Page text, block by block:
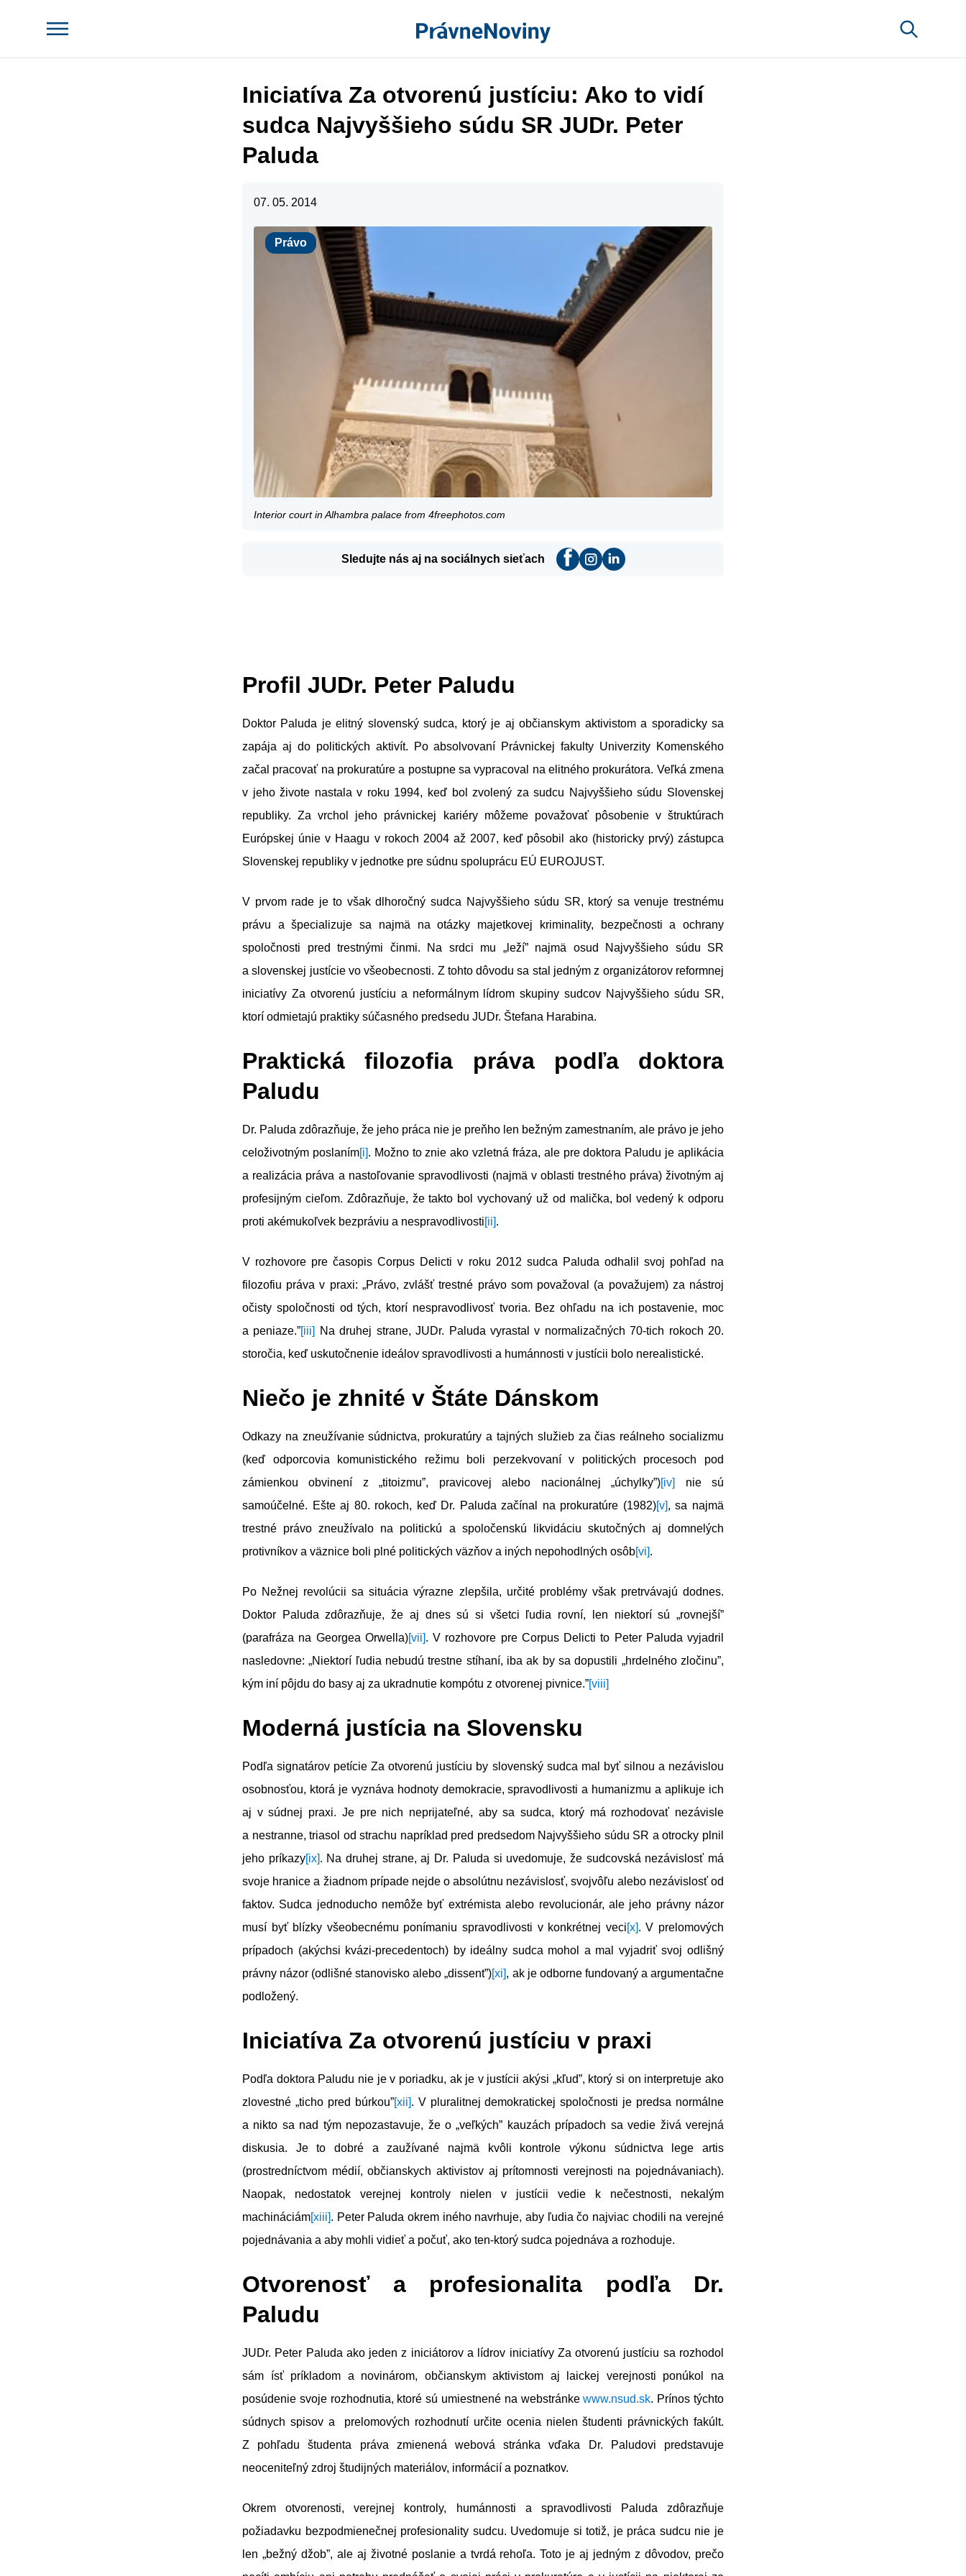
Iniciatíva Za otvorenú justíciu: Ako to vidí
sudca Najvyššieho súdu SR JUDr. Peter
Paluda
07. 05. 2014
Právo
Právo
Interior court in Alhambra palace from 4freephotos.com
Sledujte nás aj na sociálnych sieťach
Profil JUDr. Peter Paludu
Doktor Paluda je elitný slovenský sudca, ktorý je aj občianskym aktivistom a sporadicky sa
zapája aj do politických aktivít. Po absolvovaní Právnickej fakulty Univerzity Komenského
začal pracovať na prokuratúre a postupne sa vypracoval na elitného prokurátora. Veľká zmena
v jeho živote nastala v roku 1994, keď bol zvolený za sudcu Najvyššieho súdu Slovenskej
republiky. Za vrchol jeho právnickej kariéry môžeme považovať pôsobenie v štruktúrach
Európskej únie v Haagu v rokoch 2004 až 2007, keď pôsobil ako (historicky prvý) zástupca
Slovenskej republiky v jednotke pre súdnu spoluprácu EÚ EUROJUST.
V prvom rade je to však dlhoročný sudca Najvyššieho súdu SR, ktorý sa venuje trestnému
právu a špecializuje sa najmä na otázky majetkovej kriminality, bezpečnosti a ochrany
spoločnosti pred trestnými činmi. Na srdci mu „leží” najmä osud Najvyššieho súdu SR
a slovenskej justície vo všeobecnosti. Z tohto dôvodu sa stal jedným z organizátorov reformnej
iniciatívy Za otvorenú justíciu a neformálnym lídrom skupiny sudcov Najvyššieho súdu SR,
ktorí odmietajú praktiky súčasného predsedu JUDr. Štefana Harabina.
Praktická filozofia práva podľa doktora
Paludu
Dr. Paluda zdôrazňuje, že jeho práca nie je preňho len bežným zamestnaním, ale právo je jeho
celoživotným poslaním[i]. Možno to znie ako vzletná fráza, ale pre doktora Paludu je aplikácia
a realizácia práva a nastoľovanie spravodlivosti (najmä v oblasti trestného práva) životným aj
profesijným cieľom. Zdôrazňuje, že takto bol vychovaný už od malička, bol vedený k odporu
proti akémukoľvek bezpráviu a nespravodlivosti[ii].
V rozhovore pre časopis Corpus Delicti v roku 2012 sudca Paluda odhalil svoj pohľad na
filozofiu práva v praxi: „Právo, zvlášť trestné právo som považoval (a považujem) za nástroj
očisty spoločnosti od tých, ktorí nespravodlivosť tvoria. Bez ohľadu na ich postavenie, moc
a peniaze.”[iii]
Na druhej strane, JUDr. Paluda vyrastal v normalizačných 70-tich rokoch 20.
storočia, keď uskutočnenie ideálov spravodlivosti a humánnosti v justícii bolo nerealistické.
Niečo je zhnité v Štáte Dánskom
Odkazy na zneužívanie súdnictva, prokuratúry a tajných služieb za čias reálneho socializmu
(keď odporcovia komunistického režimu boli perzekvovaní v politických procesoch pod
zámienkou obvinení z „titoizmu”, pravicovej alebo nacionálnej „úchylky”)[iv]
nie sú
samoúčelné. Ešte aj 80. rokoch, keď Dr. Paluda začínal na prokuratúre (1982)[v], sa najmä
trestné právo zneužívalo na politickú a spoločenskú likvidáciu skutočných aj domnelých
protivníkov a väznice boli plné politických väzňov a iných nepohodlných osôb[vi].
Po Nežnej revolúcii sa situácia výrazne zlepšila, určité problémy však pretrvávajú dodnes.
Doktor Paluda zdôrazňuje, že aj dnes sú si všetci ľudia rovní, len niektorí sú „rovnejší”
(parafráza na Georgea Orwella)[vii]. V rozhovore pre Corpus Delicti to Peter Paluda vyjadril
nasledovne: „Niektorí ľudia nebudú trestne stíhaní, iba ak by sa dopustili „hrdelného zločinu”,
kým iní pôjdu do basy aj za ukradnutie kompótu z otvorenej pivnice.”[viii]
Moderná justícia na Slovensku
Podľa signatárov petície Za otvorenú justíciu by slovenský sudca mal byť silnou a nezávislou
osobnosťou, ktorá je vyznáva hodnoty demokracie, spravodlivosti a humanizmu a aplikuje ich
aj v súdnej praxi. Je pre nich neprijateľné, aby sa sudca, ktorý má rozhodovať nezávisle
a nestranne, triasol od strachu napríklad pred predsedom Najvyššieho súdu SR a otrocky plnil
jeho príkazy[ix]. Na druhej strane, aj Dr. Paluda si uvedomuje, že sudcovská nezávislosť má
svoje hranice a žiadnom prípade nejde o absolútnu nezávislosť, svojvôľu alebo nezávislosť od
faktov. Sudca jednoducho nemôže byť extrémista alebo revolucionár, ale jeho právny názor
musí byť blízky všeobecnému ponímaniu spravodlivosti v konkrétnej veci[x]. V prelomových
prípadoch (akýchsi kvázi-precedentoch) by ideálny sudca mohol a mal vyjadriť svoj odlišný
právny názor (odlišné stanovisko alebo „dissent”)[xi], ak je odborne fundovaný a argumentačne
podložený.
Iniciatíva Za otvorenú justíciu v praxi
Podľa doktora Paludu nie je v poriadku, ak je v justícii akýsi „kľud”, ktorý si on interpretuje ako
zlovestné „ticho pred búrkou”[xii]. V pluralitnej demokratickej spoločnosti je predsa normálne
a nikto sa nad tým nepozastavuje, že o „veľkých” kauzách prípadoch sa vedie živá verejná
diskusia. Je to dobré a zaužívané najmä kvôli kontrole výkonu súdnictva lege artis
(prostredníctvom médií, občianskych aktivistov aj prítomnosti verejnosti na pojednávaniach).
Naopak, nedostatok verejnej kontroly nielen v justícii vedie k nečestnosti, nekalým
machináciám[xiii]. Peter Paluda okrem iného navrhuje, aby ľudia čo najviac chodili na verejné
pojednávania a aby mohli vidieť a počuť, ako ten-ktorý sudca pojednáva a rozhoduje.
Otvorenosť a profesionalita podľa Dr.
Paludu
JUDr. Peter Paluda ako jeden z iniciátorov a lídrov iniciatívy Za otvorenú justíciu sa rozhodol
sám ísť príkladom a novinárom, občianskym aktivistom aj laickej verejnosti ponúkol na
posúdenie svoje rozhodnutia, ktoré sú umiestnené na webstránkewww.nsud.sk. Prínos týchto
súdnych spisov a prelomových rozhodnutí určite ocenia nielen študenti právnických fakúlt.
Z pohľadu študenta práva zmienená webová stránka vďaka Dr. Paludovi predstavuje
neoceniteľný zdroj študijných materiálov, informácií a poznatkov.
Okrem otvorenosti, verejnej kontroly, humánnosti a spravodlivosti Paluda zdôrazňuje
požiadavku bezpodmienečnej profesionality sudcu. Uvedomuje si totiž, je práca sudcu nie je
len „bežný džob”, ale aj životné poslanie a tvrdá rehoľa. Toto je aj jedným z dôvodov, prečo